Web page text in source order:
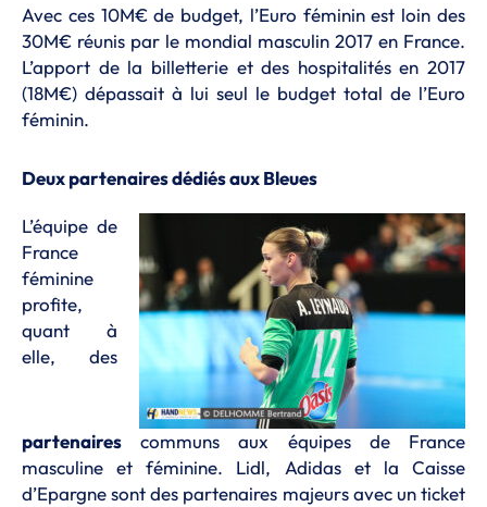
Avec ces 10M€ de budget, l’Euro féminin est loin des
30M€ réunis par le mondial masculin 2017 en France.
L’apport de la billetterie et des hospitalités en 2017
(18M€) dépassait à lui seul le budget total de l’Euro
féminin.
Deux partenaires dédiés aux Bleues
L’équipe de
France
féminine
profite,
quant à
elle, des
partenaires communs aux équipes de France
masculine et féminine. Lidl, Adidas et la Caisse
d’Epargne sont des partenaires majeurs avec un ticket